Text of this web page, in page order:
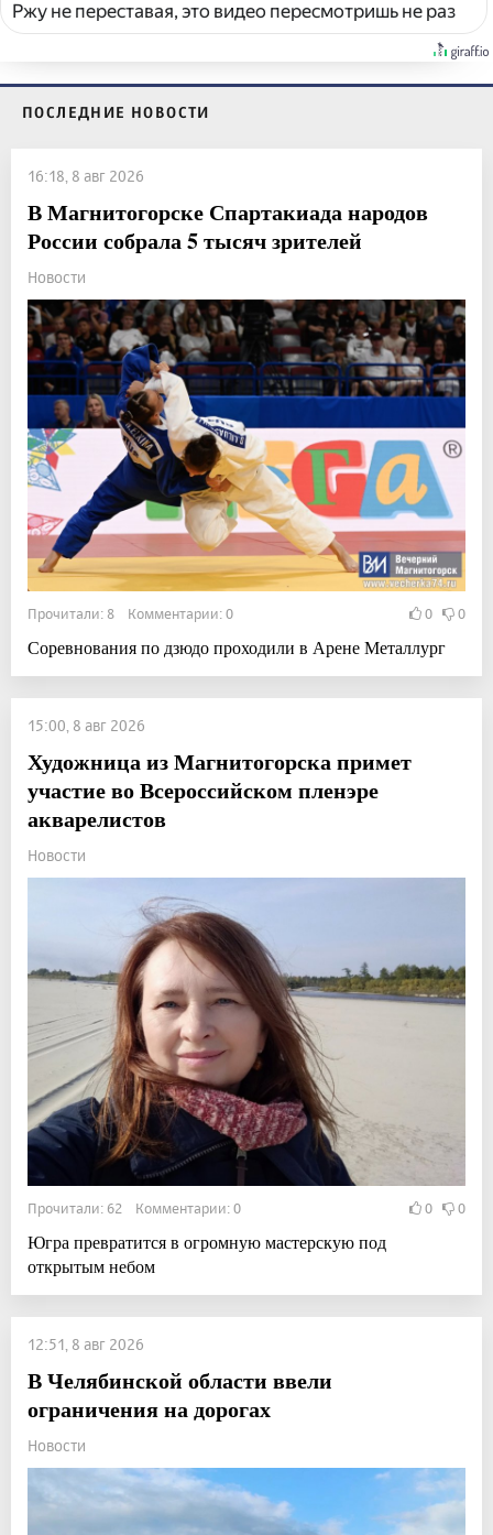
Ржу не переставая, это видео пересмотришь не раз
ПОСЛЕДНИЕ НОВОСТИ
16:18, 8 авг 2026
В Магнитогорске Спартакиада народов
России собрала 5 тысяч зрителей
Новости
Прочитали: 8 Комментарии: 0 0 0
Соревнования по дзюдо проходили в Арене Металлург
15:00, 8 авг 2026
Художница из Магнитогорска примет
участие во Всероссийском пленэре
акварелистов
Новости
Прочитали: 62 Комментарии: 0 0 0
Югра превратится в огромную мастерскую под
открытым небом
12:51, 8 авг 2026
В Челябинской области ввели
ограничения на дорогах
Новости